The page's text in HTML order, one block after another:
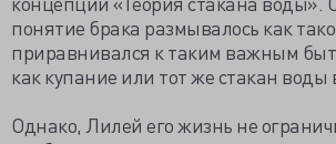
понятие брака размывалось как
приравнивался к таким важным
как купание или тот же стакан
Однако, Лилей его жизнь не